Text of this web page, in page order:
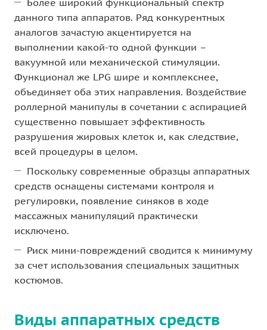
Более широкий функциональный спектр
данного типа аппаратов. Ряд конкурентных
аналогов зачастую акцентируется на
выполнении какой-то одной функции –
вакуумной или механической стимуляции.
Функционал же LPG шире и комплекснее,
объединяет оба этих направления. Воздействие
роллерной манипулы в сочетании с аспирацией
существенно повышает эффективность
разрушения жировых клеток и, как следствие,
всей процедуры в целом.
Поскольку современные образцы аппаратных
средств оснащены системами контроля и
регулировки, появление синяков в ходе
массажных манипуляций практически
исключено.
Риск мини-повреждений сводится к минимуму
за счет использования специальных защитных
костюмов.
Виды аппаратных средств